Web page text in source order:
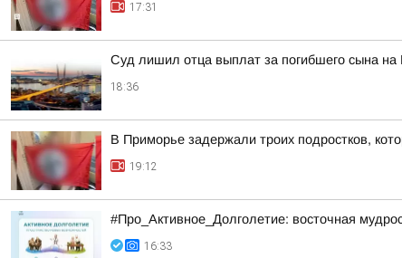
17:31
Суд лишил отца выплат за погибшего сына на
18:36
В Приморье задержали троих подростков,
19:12
#Про_Активное_Долголетие: восточная
16:33